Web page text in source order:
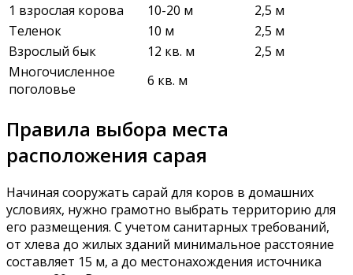
1 взрослая корова
10-20 м
2,5 м
Теленок
10 м
2,5 м
Взрослый бык
12 кв. м
2,5 м
Многочисленное
поголовье
6 кв. м
Правила выбора места
расположения сарая
Начиная сооружать сарай для коров в домашних
условиях, нужно грамотно выбрать территорию для
его размещения. С учетом санитарных требований,
от хлева до жилых зданий минимальное расстояние
составляет 15 м, а до местонахождения источника